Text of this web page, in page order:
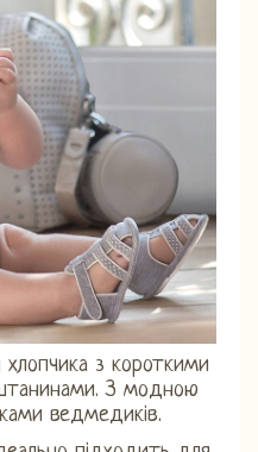
з короткими
З модною
ведмедиків.